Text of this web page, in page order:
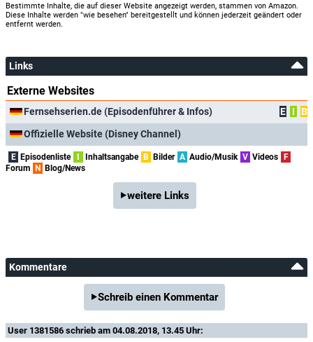
Bestimmte Inhalte, die auf dieser Website angezeigt werden, stammen von Amazon.
Diese Inhalte werden "wie besehen" bereitgestellt und können jederzeit geändert oder
entfernt werden.
Links
Externe Websites
Fernsehserien.de (Episodenführer & Infos) E I
B
Offizielle Website (Disney Channel)
E Episodenliste I Inhaltsangabe B Bilder A Audio/Musik V Videos F
Forum N Blog/News
weitere Links
Kommentare
Schreib einen Kommentar
User 1381586 schrieb am 04.08.2018, 13.45 Uhr: